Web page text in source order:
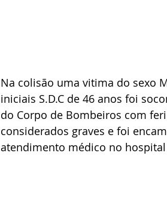
Na colisão uma vitima do sexo
iniciais S.D.C de 46 anos foi
do Corpo de Bombeiros com
considerados graves e foi
atendimento médico no